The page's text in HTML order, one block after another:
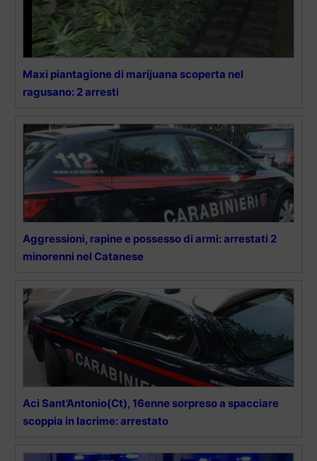
Maxi piantagione di marijuana scoperta nel
ragusano: 2 arresti
Aggressioni, rapine e possesso di armi: arrestati 2
minorenni nel Catanese
Aci Sant’Antonio(Ct), 16enne sorpreso a spacciare
scoppia in lacrime: arrestato